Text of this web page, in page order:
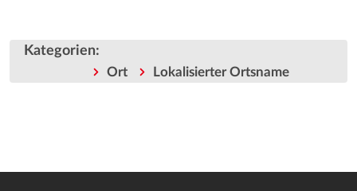
Kategorien:
Ort Lokalisierter Ortsname